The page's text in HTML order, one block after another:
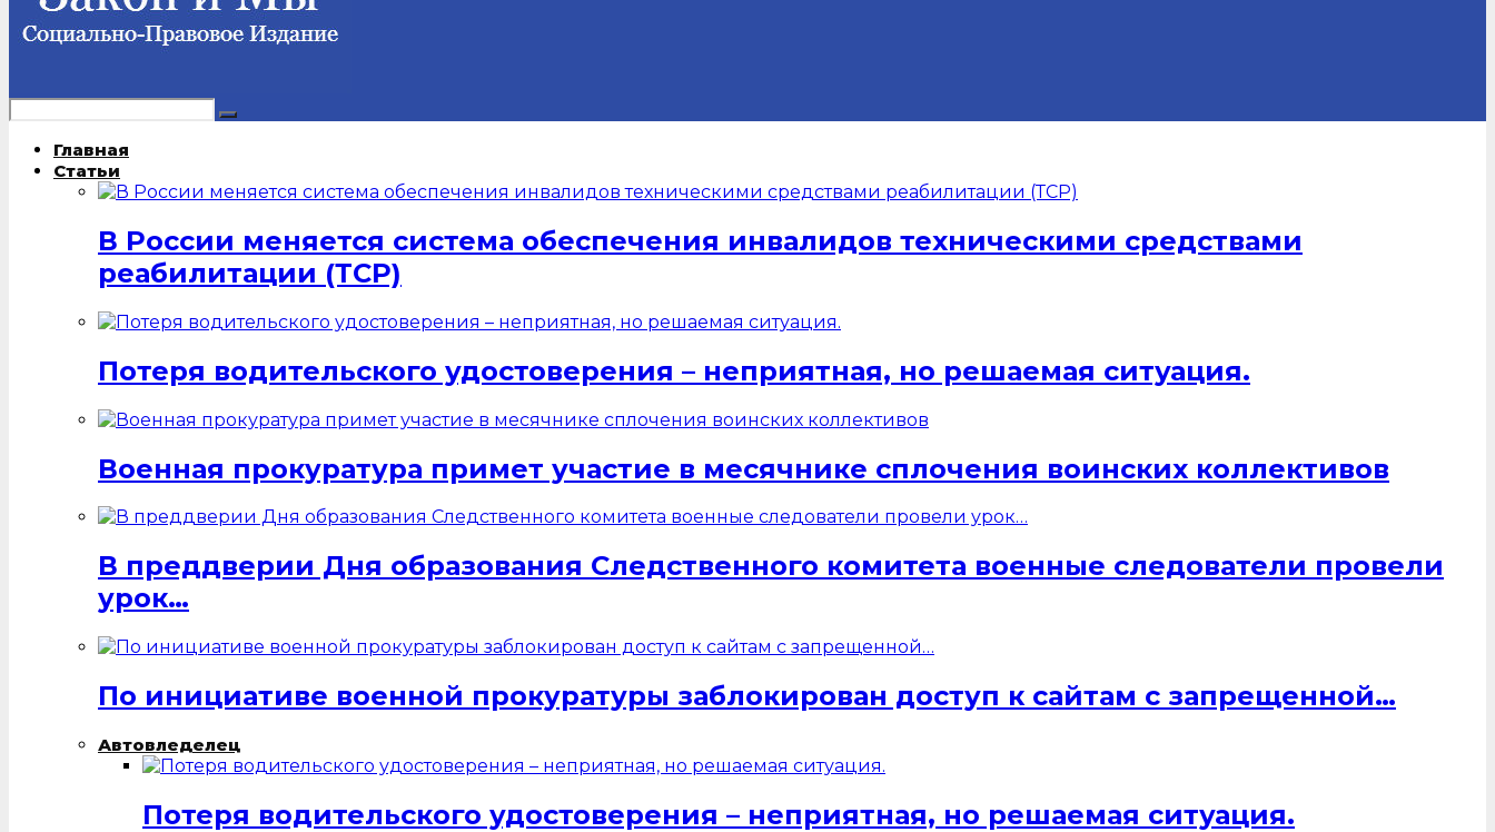
Главная
Статьи
В России меняется система обеспечения инвалидов техническими средствами
реабилитации (ТСР)
Потеря водительского удостоверения – неприятная, но решаемая ситуация.
Военная прокуратура примет участие в месячнике сплочения воинских коллективов
В преддверии Дня образования Следственного комитета военные следователи провели
урок…
По инициативе военной прокуратуры заблокирован доступ к сайтам с запрещенной…
Автовледелец
Потеря водительского удостоверения – неприятная, но решаемая ситуация.